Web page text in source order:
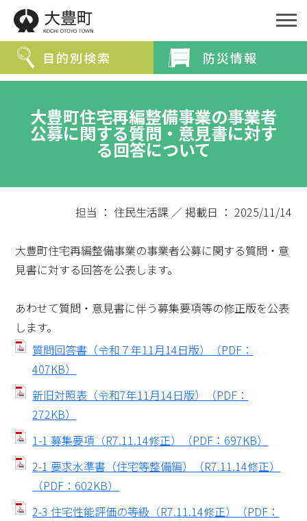
緊急情報を探す
防災・救急情報 夜間・休日診療案内
分類で探す 組織で探す
カレンダーで探す
ライフステージ
結婚・離婚 妊娠・出産
就職・退職
住まい・引越し 移住・定住
目的別検索 防災情報
大豊町住宅再編整備事業の事業者
公募に関する質問・意見書に対す
る回答について
担当 ： 住民生活課 ／ 掲載日 ： 2025/11/14
大豊町住宅再編整備事業の事業者公募に関する質問・意
見書に対する回答を公表します。
あわせて質問・意見書に伴う募集要項等の修正版を公表
します。
質問回答書（令和７年11月14日版）（PDF：
407KB）
新旧対照表（令和7年11月14日版）（PDF：
272KB）
1-1 募集要項（R7.11.14修正）（PDF：697KB）
2-1 要求水準書（住宅等整備編）（R7.11.14修正）
（PDF：602KB）
2-3 住宅性能評価の等級（R7.11.14修正）（PDF：